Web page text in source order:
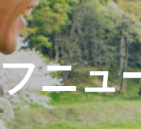
ニュ